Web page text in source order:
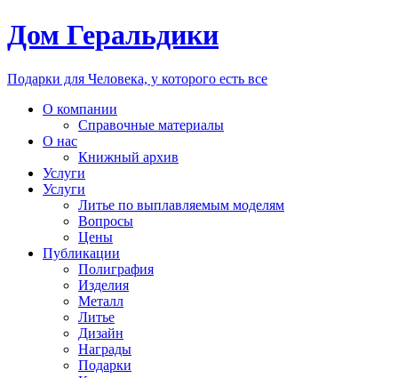
Дом Геральдики
Подарки для Человека, у которого есть все
О компании
Справочные материалы
О нас
Книжный архив
Услуги
Услуги
Литье по выплавляемым моделям
Вопросы
Цены
Публикации
Полиграфия
Изделия
Металл
Литье
Дизайн
Награды
Подарки